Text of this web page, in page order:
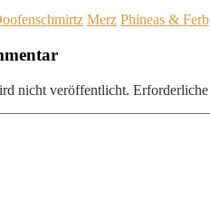
Merz Phineas & Ferb
nicht veröffentlicht.